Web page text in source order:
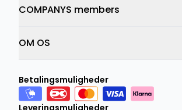
COMPANYS members
OM OS
Betalingsmuligheder
Leveringsmuligheder